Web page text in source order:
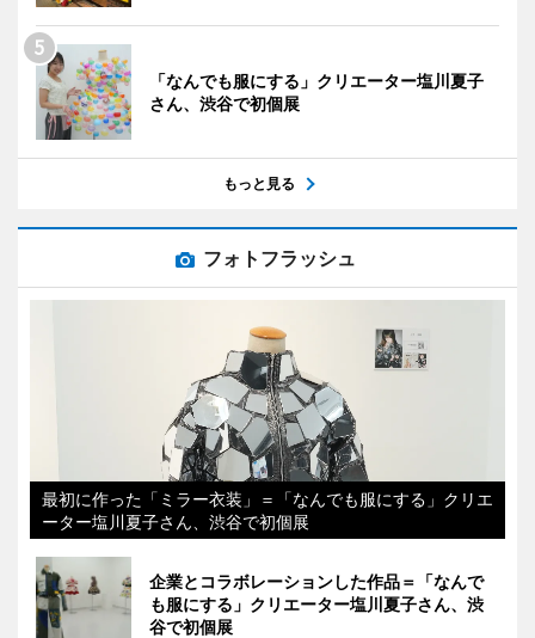
「なんでも服にする」クリエーター塩川夏子
さん、渋谷で初個展
もっと見る
フォトフラッシュ
最初に作った「ミラー衣装」＝「なんでも服にする」クリエ
ーター塩川夏子さん、渋谷で初個展
企業とコラボレーションした作品＝「なんで
も服にする」クリエーター塩川夏子さん、渋
谷で初個展